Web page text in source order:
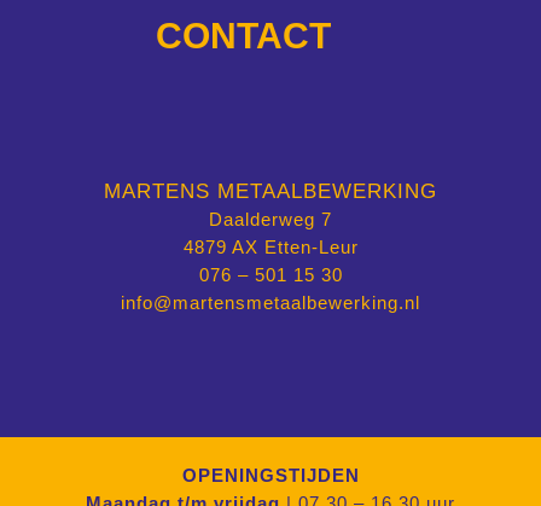
CONTACT
MARTENS METAALBEWERKING
Daalderweg 7
4879 AX Etten-Leur
076 – 501 15 30
info@martensmetaalbewerking.nl
OPENINGSTIJDEN